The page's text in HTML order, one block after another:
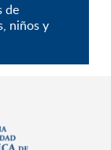
de
niños y